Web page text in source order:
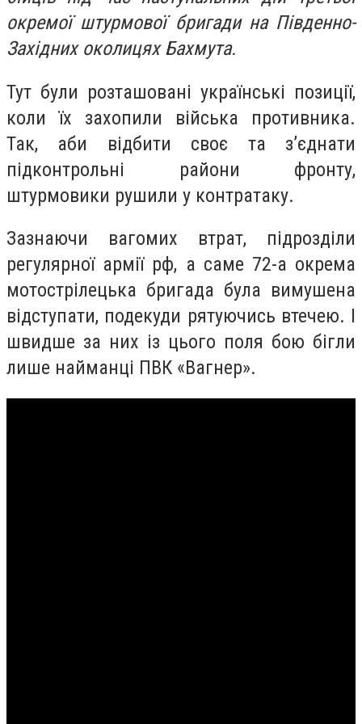
окремої штурмової бригади на Південно-
Західних околицях Бахмута.
Тут були розташовані українські позиції,
коли їх захопили війська противника.
Так, аби відбити своє та з’єднати
підконтрольні райони фронту,
штурмовики рушили у контратаку.
Зазнаючи вагомих втрат, підрозділи
регулярної армії рф, а саме 72-а окрема
мотострілецька бригада була вимушена
відступати, подекуди рятуючись втечею. І
швидше за них із цього поля бою бігли
лише найманці ПВК «Вагнер».